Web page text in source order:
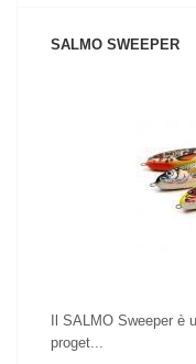
SALMO SWEEPER
Il SALMO Sweeper è
proget...